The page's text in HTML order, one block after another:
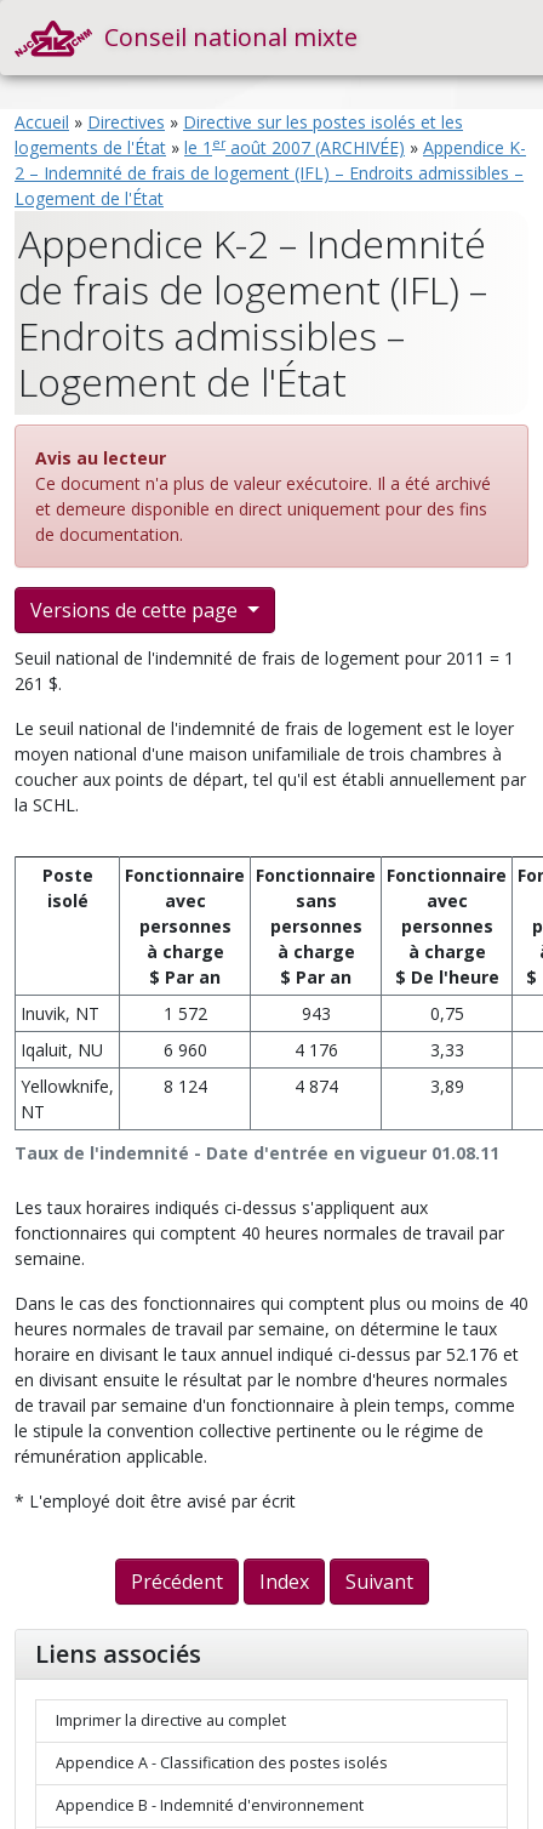
Conseil national mixte
Accueil » Directives » Directive sur les postes isolés et les
logements de l'État » le 1 eraoût 2007 (ARCHIVÉE) » Appendice K-
2 – Indemnité de frais de logement (IFL) – Endroits admissibles –
Logement de l'État
Appendice K-2 – Indemnité
de frais de logement (IFL) –
Endroits admissibles –
Logement de l'État
Avis au lecteur
Ce document n'a plus de valeur exécutoire. Il a été archivé
et demeure disponible en direct uniquement pour des fins
de documentation.
Versions de cette page
Seuil national de l'indemnité de frais de logement pour 2011 = 1
261 $.
Le seuil national de l'indemnité de frais de logement est le loyer
moyen national d'une maison unifamiliale de trois chambres à
coucher aux points de départ, tel qu'il est établi annuellement par
la SCHL.
Taux de l'indemnité - Date d'entrée en vigueur 01.08.11
Poste
isolé
Fonctionnaire
avec
personnes
à charge
$ Par an
Fonctionnaire
sans
personnes
à charge
$ Par an
Fonctionnaire
avec
personnes
à charge
$ De l'heure
$
Inuvik, NT
1 572 943
0,75
Iqaluit, NU
6 960 4 176
3,33
Yellowknife,
NT
8 124 4 874 3,89
Les taux horaires indiqués ci‑dessus s'appliquent aux
fonctionnaires qui comptent 40 heures normales de travail par
semaine.
Dans le cas des fonctionnaires qui comptent plus ou moins de 40
heures normales de travail par semaine, on détermine le taux
horaire en divisant le taux annuel indiqué ci‑dessus par 52.176 et
en divisant ensuite le résultat par le nombre d'heures normales
de travail par semaine d'un fonctionnaire à plein temps, comme
le stipule la convention collective pertinente ou le régime de
rémunération applicable.
* L'employé doit être avisé par écrit
Précédent Index Suivant
Liens associés
Imprimer la directive au complet
Appendice A - Classification des postes isolés
Appendice B - Indemnité d'environnement